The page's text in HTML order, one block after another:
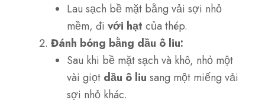
Lau sạch bề mặt bằng vải sợi nhỏ
mềm, đivới hạt của thép.
Đánh bóng bằng dầu ô liu:
Sau khi bề mặt sạch và khô, nhỏ một
vài giọt dầu ô liu sang một miếng vải
sợi nhỏ khác.